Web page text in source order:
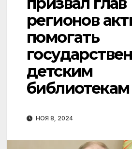
регионов
помогать
детским
библиотекам
НОЯ 8, 2024